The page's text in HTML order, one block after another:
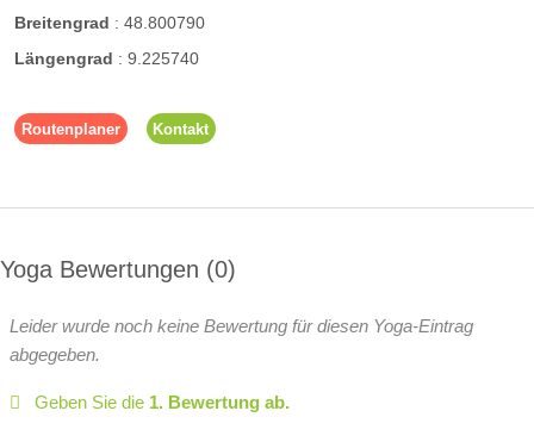
Breitengrad : 48.800790
Längengrad : 9.225740
Routenplaner Kontakt
Yoga Bewertungen 0
Leider wurde noch keine Bewertung für diesen Yoga-Eintrag
abgegeben.
Geben Sie die 1. Bewertung ab.